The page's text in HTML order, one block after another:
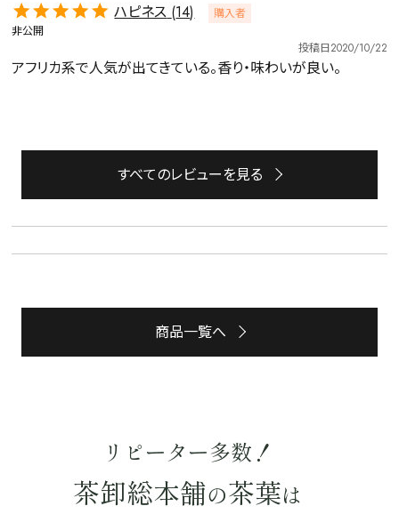
詳細検索
〜
ハピネス 14
購入者
非公開
投稿日2020/10/22
アフリカ系で人気が出てきている。香り・味わいが良い。
すべてのレビューを見る
商品一覧へ
リピーター多数！
茶卸総本舗の茶葉は